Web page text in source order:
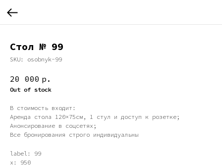
Стол № 99
SKU: osobnyk-99
20 000 р.
Out of stock
В стоимость входит:
Аренда стола 120×75см, 1 стул и доступ к розетке;
Анонсирование в соцсетях;
Все бронирования строго индивидуальны
label: 99
x: 950